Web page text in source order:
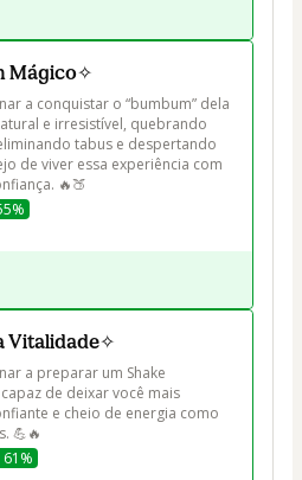
Mágico✧
a conquistar o “bumbum” dela
e irresistível, quebrando
tabus e despertando
de viver essa experiência com
🔥🍑
Vitalidade✧
a preparar um Shake
de deixar você mais
e cheio de energia como
💪🔥
61%